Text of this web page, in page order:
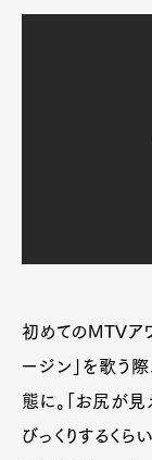
初めてのMTVア
ージン」を歌う
態に。「お尻が
びっくりするく